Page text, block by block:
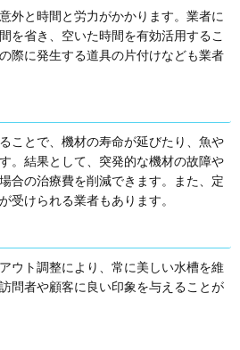
外と時間と労力がかかります。業者に
を省き、空いた時間を有効活用するこ
際に発生する道具の片付けなども業者
ことで、機材の寿命が延びたり、魚や
。結果として、突発的な機材の故障や
合の治療費を削減できます。また、定
受けられる業者もあります。
ウト調整により、常に美しい水槽を維
問者や顧客に良い印象を与えることが